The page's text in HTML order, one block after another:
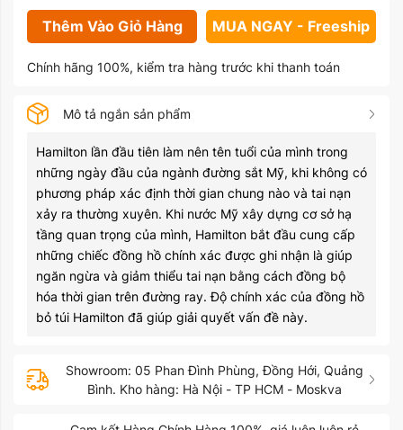
Thêm Vào Giỏ Hàng MUA NGAY - Freeship
Chính hãng 100%, kiểm tra hàng trước khi thanh toán
Mô tả ngắn sản phẩm
Hamilton lần đầu tiên làm nên tên tuổi của mình trong
những ngày đầu của ngành đường sắt Mỹ, khi không có
phương pháp xác định thời gian chung nào và tai nạn
xảy ra thường xuyên. Khi nước Mỹ xây dựng cơ sở hạ
tầng quan trọng của mình, Hamilton bắt đầu cung cấp
những chiếc đồng hồ chính xác được ghi nhận là giúp
ngăn ngừa và giảm thiểu tai nạn bằng cách đồng bộ
hóa thời gian trên đường ray. Độ chính xác của đồng hồ
bỏ túi Hamilton đã giúp giải quyết vấn đề này.
Showroom: 05 Phan Đình Phùng, Đồng Hới, Quảng
Bình. Kho hàng: Hà Nội - TP HCM - Moskva